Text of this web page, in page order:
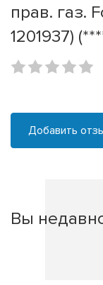
прав. газ.
1201937)
Добавить
Вы